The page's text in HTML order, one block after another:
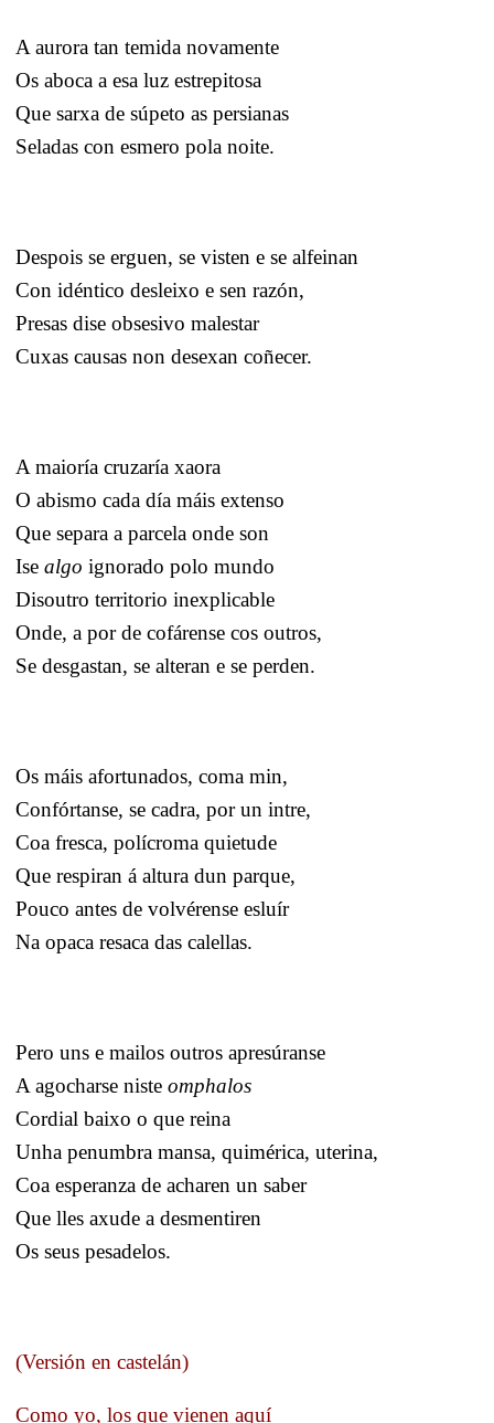
A aurora tan temida novamente
Os aboca a esa luz estrepitosa
Que sarxa de súpeto as persianas
Seladas con esmero pola noite.
Despois se erguen, se visten e se alfeinan
Con idéntico desleixo e sen razón,
Presas dise obsesivo malestar
Cuxas causas non desexan coñecer.
A maioría cruzaría xaora
O abismo cada día máis extenso
Que separa a parcela onde son
Ise algo ignorado polo mundo
Disoutro territorio inexplicable
Onde, a por de cofárense cos outros,
Se desgastan, se alteran e se perden.
Os máis afortunados, coma min,
Confórtanse, se cadra, por un intre,
Coa fresca, polícroma quietude
Que respiran á altura dun parque,
Pouco antes de volvérense esluír
Na opaca resaca das calellas.
Pero uns e mailos outros apresúranse
A agocharse niste omphalos
Cordial baixo o que reina
Unha penumbra mansa, quimérica, uterina,
Coa esperanza de acharen un saber
Que lles axude a desmentiren
Os seus pesadelos.
(Versión en castelán)
Como yo, los que vienen aquí